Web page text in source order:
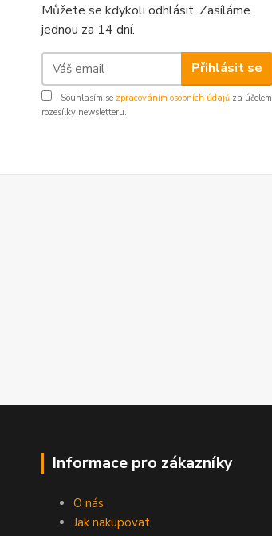
Můžete se kdykoli odhlásit. Zasíláme
jednou za 14 dní.
Přihlásit se
Souhlasím se zpracováním osobních údajů za účelem
rozesílky newsletteru.
Informace pro zákazníky
O nás
Jak nakupovat